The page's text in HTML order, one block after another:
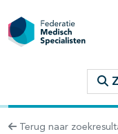
Terug naar
binnen deze